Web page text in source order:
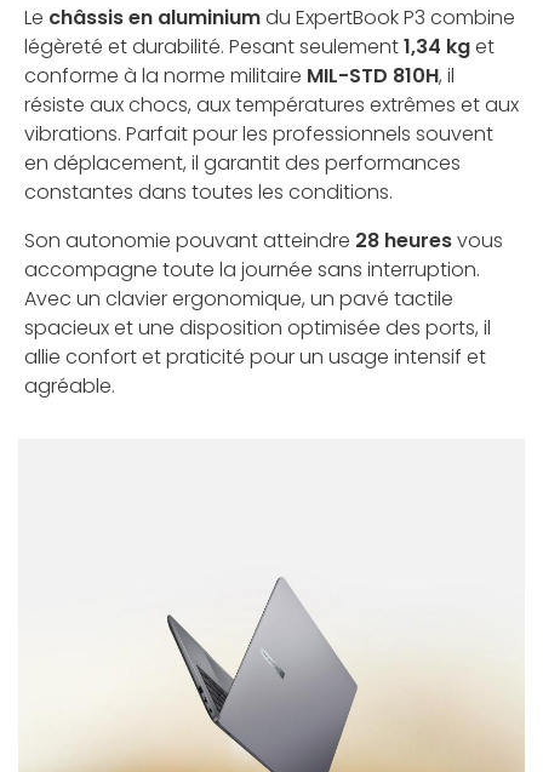
Le châssis en aluminiumdu ExpertBook P3 combine
légèreté et durabilité. Pesant seulement1,34 kget
conforme à la norme militaire MIL-STD 810H, il
résiste aux chocs, aux températures extrêmes et aux
vibrations. Parfait pour les professionnels souvent
en déplacement, il garantit des performances
constantes dans toutes les conditions.
Son autonomie pouvant atteindre 28 heuresvous
accompagne toute la journée sans interruption.
Avec un clavier ergonomique, un pavé tactile
spacieux et une disposition optimisée des ports, il
allie confort et praticité pour un usage intensif et
agréable.